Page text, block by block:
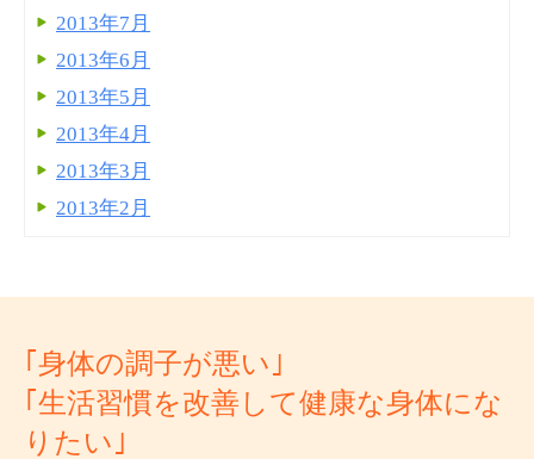
2013年7月
2013年6月
2013年5月
2013年4月
2013年3月
2013年2月
｢身体の調子が悪い｣
｢生活習慣を改善して健康な身体にな
りたい｣